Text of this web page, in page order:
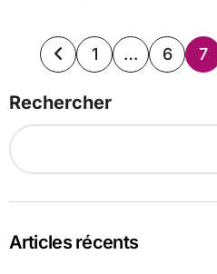
Pagination
publications
1 … 6 7
Rechercher
Articles récents